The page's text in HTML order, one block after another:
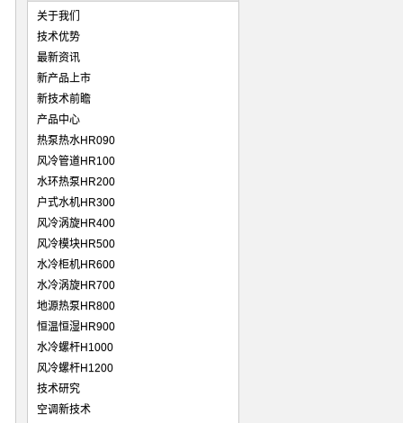
关于我们
技术优势
最新资讯
新产品上市
新技术前瞻
产品中心
热泵热水HR090
风冷管道HR100
水环热泵HR200
户式水机HR300
风冷涡旋HR400
风冷模块HR500
水冷柜机HR600
水冷涡旋HR700
地源热泵HR800
恒温恒湿HR900
水冷螺杆H1000
风冷螺杆H1200
技术研究
空调新技术